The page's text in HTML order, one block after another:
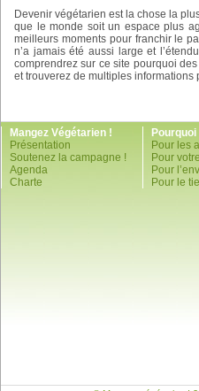
Devenir végétarien est la chose la
que le monde soit un espace plus
meilleurs moments pour franchir le
n’a jamais été aussi large et
comprendrez sur ce site pourquoi
et trouverez de multiples
Mangez Végétarien !
Présentation
Soutenez la campagne !
Agenda
Charte
Pourquoi
Pour les
Pour
Pour
Pour le